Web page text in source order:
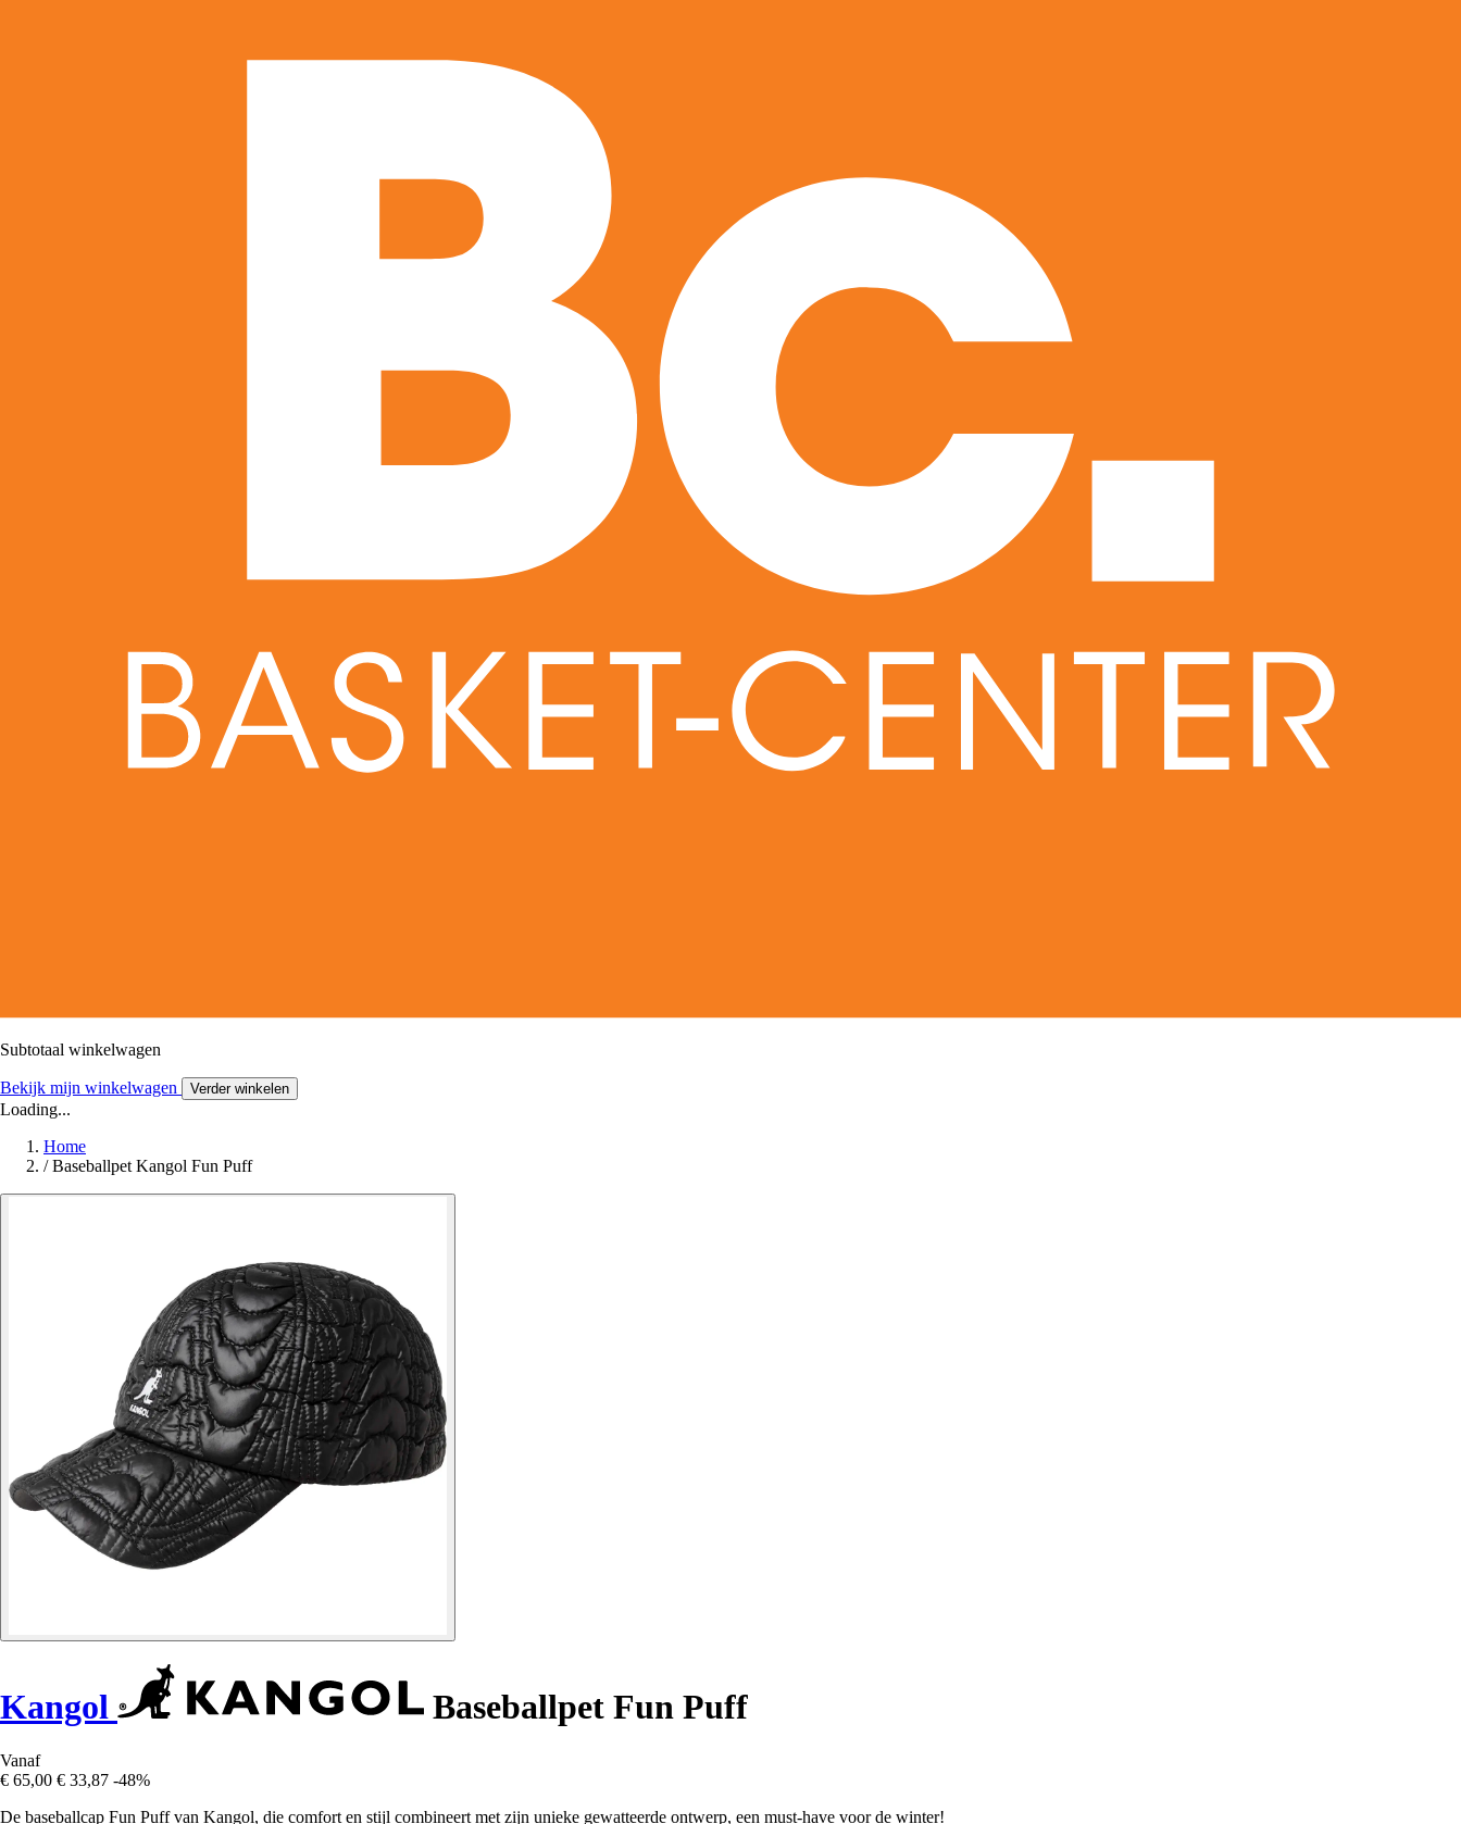
Subtotaal winkelwagen
Bekijk mijn winkelwagen Verder winkelen
Loading...
Home
/ Baseballpet Kangol Fun Puff
Kangol Baseballpet Fun Puff
Vanaf
€ 65,00 € 33,87 -48%
De baseballcap Fun Puff van Kangol, die comfort en stijl combineert met zijn unieke gewatteerde ontwerp, een must-have voor de winter!